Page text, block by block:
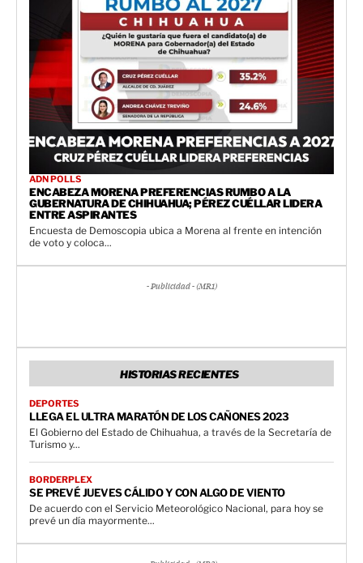
ADN POLLS
ENCABEZA MORENA PREFERENCIAS RUMBO A LA
GUBERNATURA DE CHIHUAHUA; PÉREZ CUÉLLAR LIDERA
ENTRE ASPIRANTES
Encuesta de Demoscopia ubica a Morena al frente en intención
de voto y coloca...
- Publicidad - (MR1)
HISTORIAS RECIENTES
DEPORTES
LLEGA EL ULTRA MARATÓN DE LOS CAÑONES 2023
El Gobierno del Estado de Chihuahua, a través de la Secretaría de
Turismo y...
BORDERPLEX
SE PREVÉ JUEVES CÁLIDO Y CON ALGO DE VIENTO
De acuerdo con el Servicio Meteorológico Nacional, para hoy se
prevé un día mayormente...